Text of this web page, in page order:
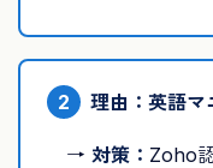
2 理由：英語マ
→ 対策： Zoho